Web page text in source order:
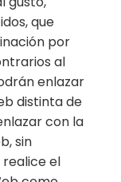
que
por
al
enlazar
distinta de
con la
sin
realice el